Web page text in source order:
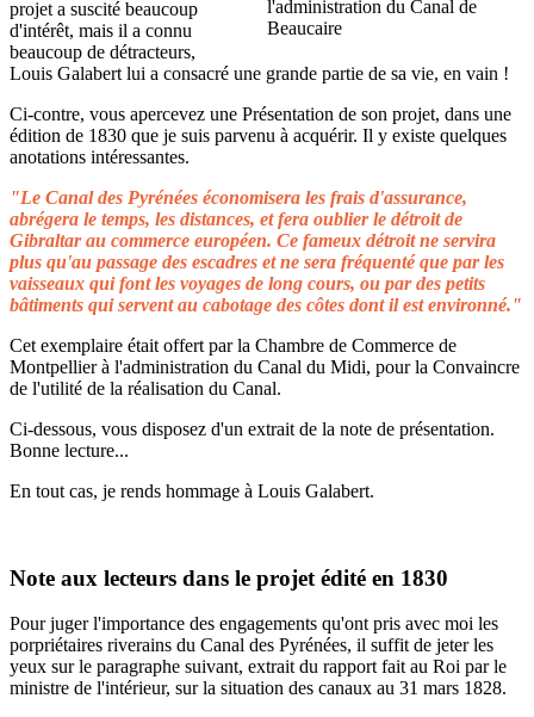
projet a suscité beaucoup
d'intérêt, mais il a connu
beaucoup de détracteurs,
Louis Galabert lui a consacré une grande partie de sa vie, en vain !
Ci-contre, vous apercevez une Présentation de son projet, dans une
édition de 1830 que je suis parvenu à acquérir. Il y existe quelques
anotations intéressantes.
"Le Canal des Pyrénées économisera les frais d'assurance,
abrégera le temps, les distances, et fera oublier le détroit de
Gibraltar au commerce européen. Ce fameux détroit ne servira
plus qu'au passage des escadres et ne sera fréquenté que par les
vaisseaux qui font les voyages de long cours, ou par des petits
bâtiments qui servent au cabotage des côtes dont il est environné."
Cet exemplaire était offert par la Chambre de Commerce de
Montpellier à l'administration du Canal du Midi, pour la Convaincre
de l'utilité de la réalisation du Canal.
Ci-dessous, vous disposez d'un extrait de la note de présentation.
Bonne lecture...
En tout cas, je rends hommage à Louis Galabert.
Note aux lecteurs dans le projet édité en 1830
Pour juger l'importance des engagements qu'ont pris avec moi les
porpriétaires riverains du Canal des Pyrénées, il suffit de jeter les
yeux sur le paragraphe suivant, extrait du rapport fait au Roi par le
ministre de l'intérieur, sur la situation des canaux au 31 mars 1828.